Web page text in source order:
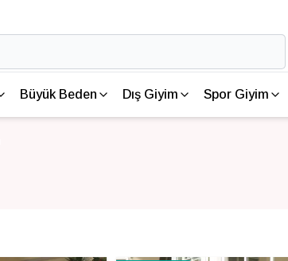
Büyük Beden Dış Giyim Spor Giyim